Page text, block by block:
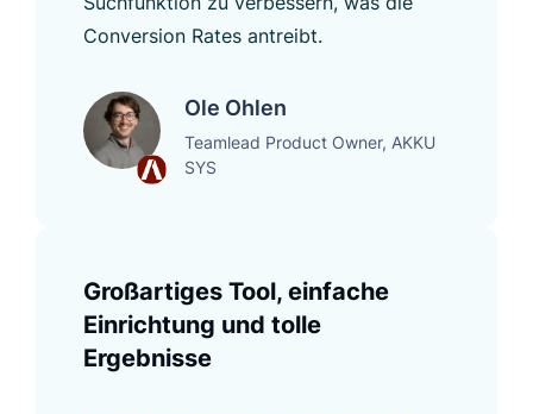
Conversion Rates antreibt.
Ole Ohlen
Teamlead Product Owner, AKKU
SYS
Großartiges Tool, einfache
Einrichtung und tolle
Ergebnisse